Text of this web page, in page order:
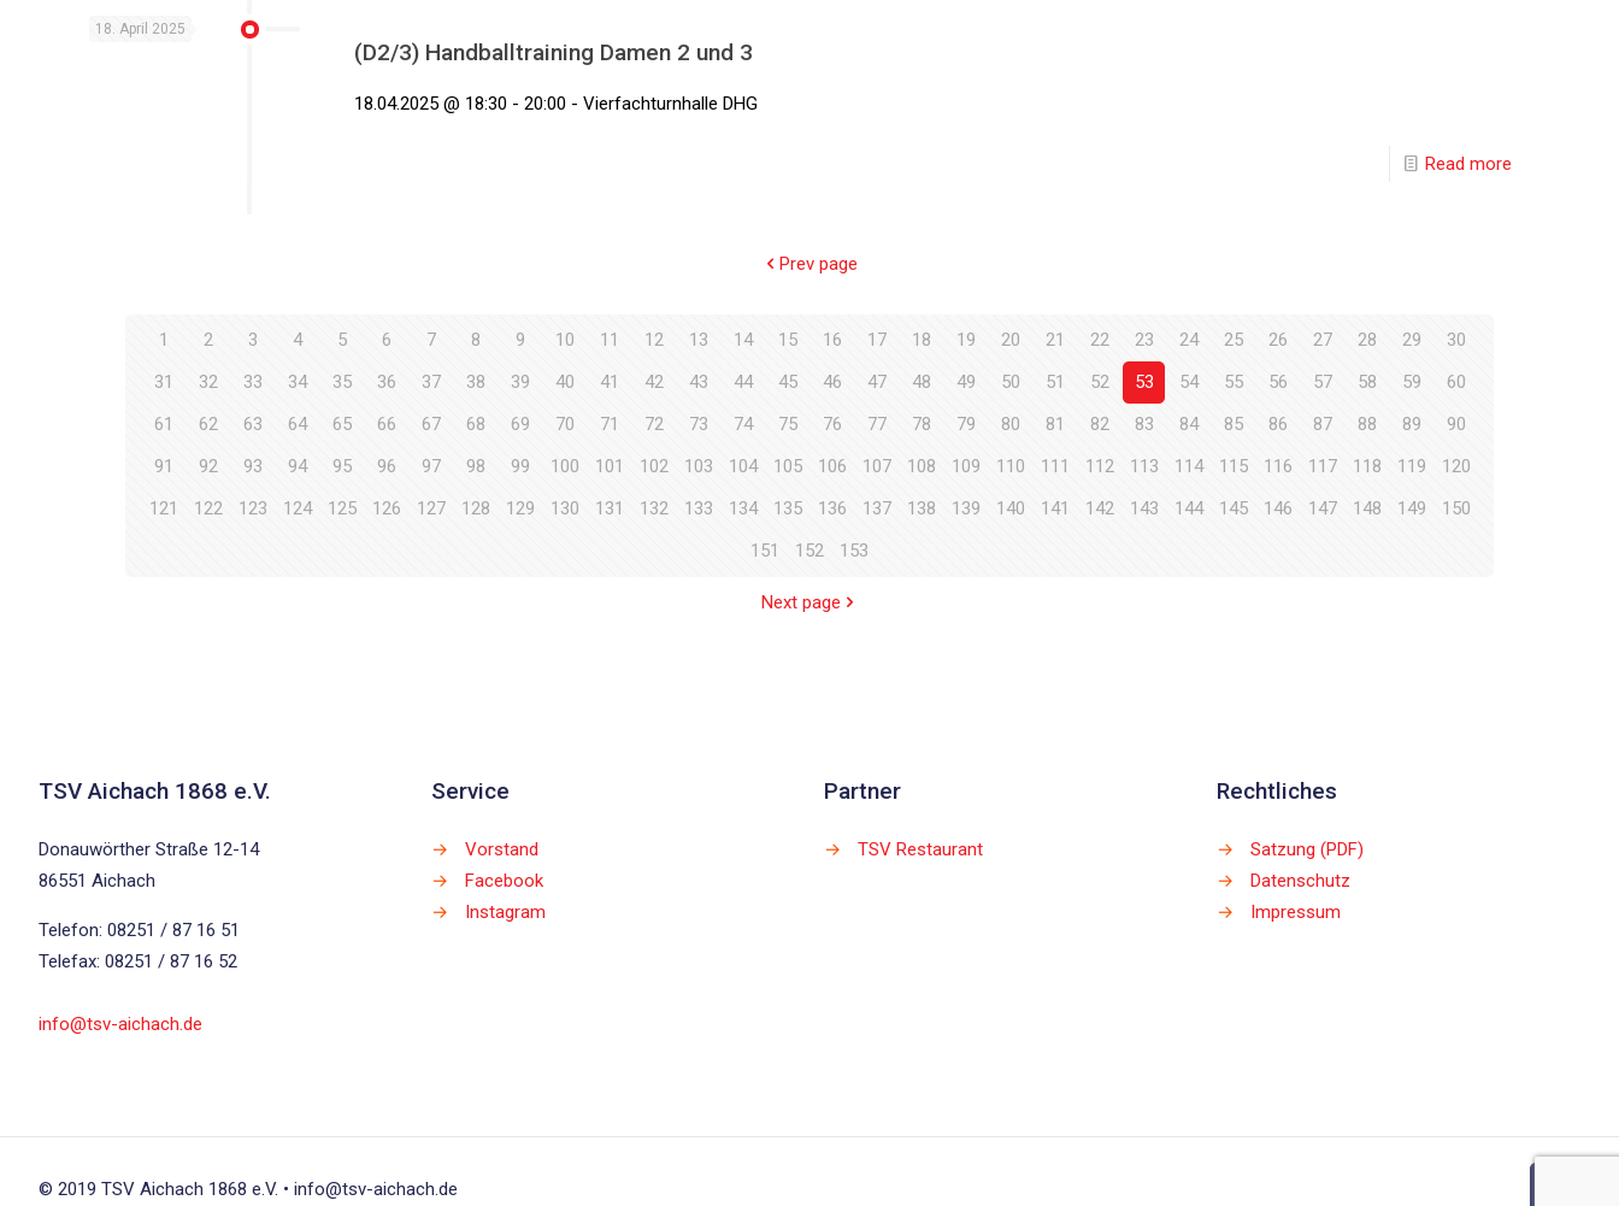
18. April 2025
(D2/3) Handballtraining Damen 2 und 3
18.04.2025 @ 18:30 - 20:00 - Vierfachturnhalle DHG
Read more
Prev page
1 2 3 4 5 6 7 8 9 10 11 12 13 14 15 16 17 18 19 20 21 22 23 24 25 26 27 28 29
30
31
32 33 34 35 36 37 38 39 40 41 42 43 44 45 46 47 48 49 50 51 52 53 54 55 56 57 58 59
60
61
62 63 64 65 66 67 68 69 70 71 72 73 74 75 76 77 78 79 80 81 82 83 84 85 86 87 88 89
90
91
92 93 94 95 96 97 98 99 100 101 102 103 104 105 106 107 108 109 110 111 112 113 114 115 116 117 118 119
120
121
122 123 124 125 126 127 128 129 130 131 132 133 134 135 136 137 138 139 140 141 142 143 144 145 146 147 148 149
150
151
152 153
Next page
TSV Aichach 1868 e.V.
Donauwörther Straße 12-14
86551 Aichach
Telefon: 08251 / 87 16 51
Telefax: 08251 / 87 16 52
info@tsv-aichach.de
Service
→
Vorstand
→
Facebook
→
Instagram
Partner
→ TSV Restaurant
Rechtliches
→
Satzung (PDF)
→
Datenschutz
→
Impressum
© 2019 TSV Aichach 1868 e.V. • info@tsv-aichach.de